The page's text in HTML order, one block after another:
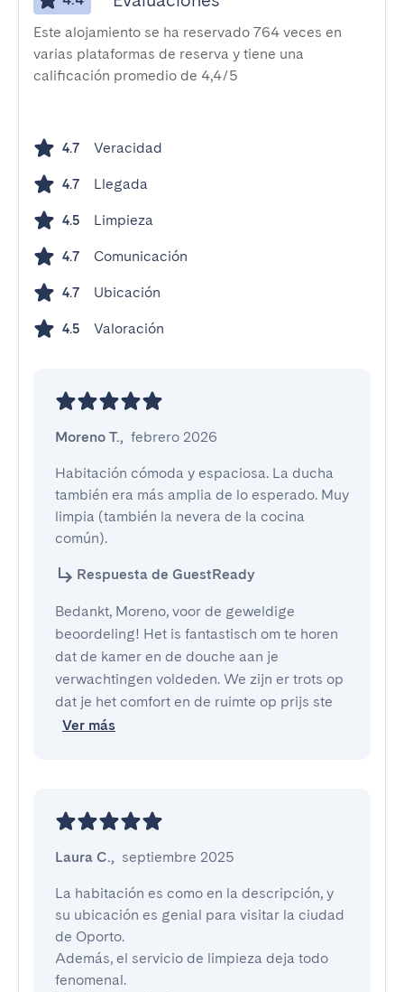
Este alojamiento se ha reservado 764 veces en
varias plataformas de reserva y tiene una
calificación promedio de 4,4/5
4.7 Veracidad
4.7 Llegada
4.5 Limpieza
4.7 Comunicación
4.7 Ubicación
4.5 Valoración
Moreno T., febrero 2026
Habitación cómoda y espaciosa. La ducha
también era más amplia de lo esperado. Muy
limpia (también la nevera de la cocina
común).
Respuesta de GuestReady
Bedankt, Moreno, voor de geweldige
beoordeling! Het is fantastisch om te horen
dat de kamer en de douche aan je
verwachtingen voldeden. We zijn er trots op
dat je het comfort en de ruimte op prijs ste
Ver más
Laura C., septiembre 2025
La habitación es como en la descripción, y
su ubicación es genial para visitar la ciudad
de Oporto.
Además, el servicio de limpieza deja todo
fenomenal.